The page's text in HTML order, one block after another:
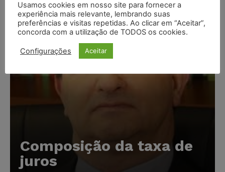
Composição da taxa de
juros
Usamos cookies em nosso site para fornecer a
experiência mais relevante, lembrando suas
preferências e visitas repetidas. Ao clicar em “Aceitar”,
concorda com a utilização de TODOS os cookies.
Configurações Aceitar